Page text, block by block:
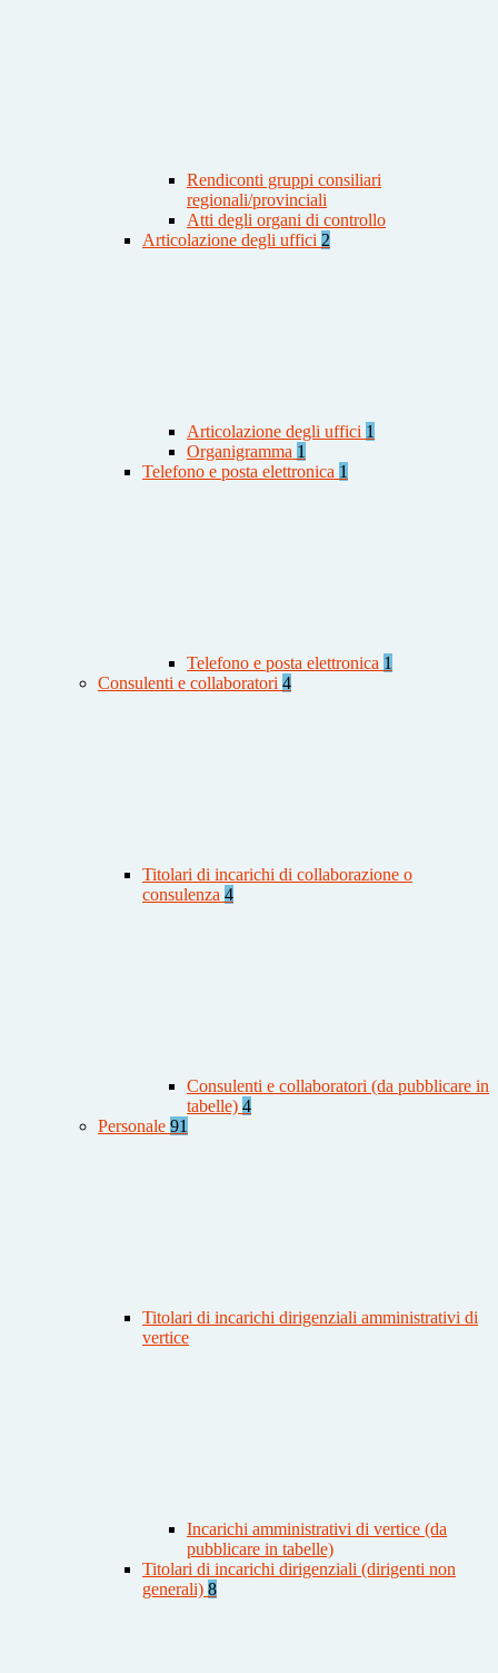
Rendiconti gruppi consiliari
regionali/provinciali
Atti degli organi di controllo
Articolazione degli uffici 2
Articolazione degli uffici 1
Organigramma 1
Telefono e posta elettronica 1
Telefono e posta elettronica 1
Consulenti e collaboratori 4
Titolari di incarichi di collaborazione o
consulenza 4
Consulenti e collaboratori (da pubblicare in
tabelle) 4
Personale 91
Titolari di incarichi dirigenziali amministrativi di
vertice
Incarichi amministrativi di vertice (da
pubblicare in tabelle)
Titolari di incarichi dirigenziali (dirigenti non
generali) 8